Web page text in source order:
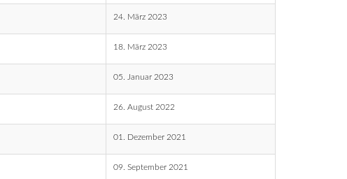
24. März 2023
18. März 2023
05. Januar 2023
26. August 2022
01. Dezember 2021
09. September 2021